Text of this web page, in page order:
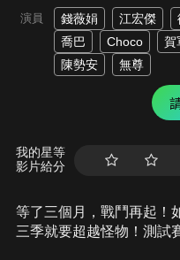
演員 錢薇娟 江宏傑
喬巴
Choco 賀
陳勢安
無尊
我的星等
影片給分
等了三個月，戰鬥再起！
三季就要超越怪物！測試